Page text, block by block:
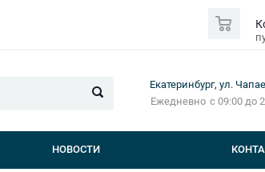
Екатеринбург, ул.
Ежедневно с 09:00 до
НОВОСТИ